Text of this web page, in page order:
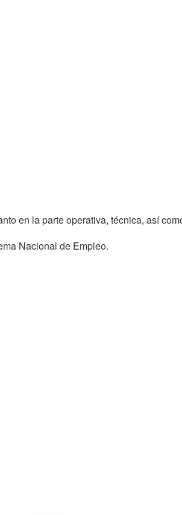
en la parte operativa, técnica, así
Nacional de Empleo.